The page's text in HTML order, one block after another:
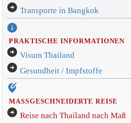
arrow_circle_right Transporte in Bangkok
info
PRAKTISCHE INFORMATIONEN
arrow_circle_right Visum Thailand
arrow_circle_right Gesundheit / Impfstoffe
edit_location_alt
MASSGESCHNEIDERTE REISE
arrow_circle_right Reise nach Thailand nach Maß